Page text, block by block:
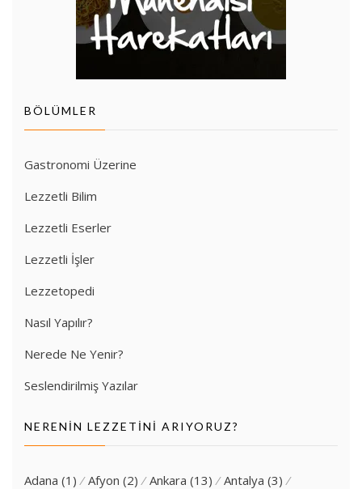
BÖLÜMLER
Gastronomi Üzerine
Lezzetli Bilim
Lezzetli Eserler
Lezzetli İşler
Lezzetopedi
Nasıl Yapılır?
Nerede Ne Yenir?
Seslendirilmiş Yazılar
NERENIN LEZZETINI ARIYORUZ?
Adana (1) Afyon (2) Ankara (13) Antalya (3)